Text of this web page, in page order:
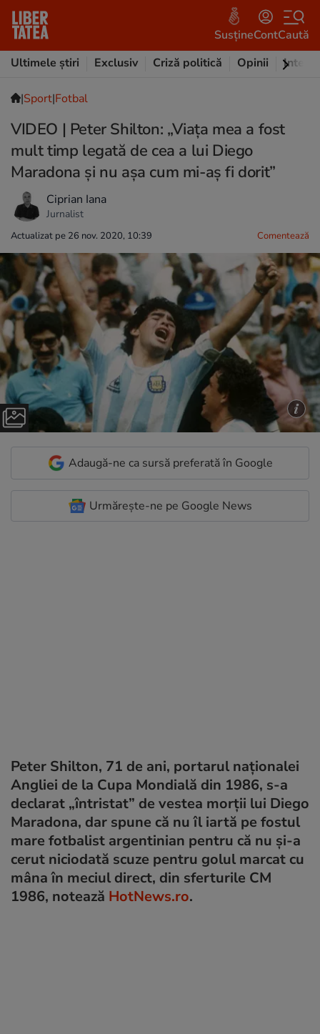
SusțineContCaută
Ultimele știri
Exclusiv Criză politică Opinii
|Sport|Fotbal
VIDEO | Peter Shilton: „Viaţa mea a fost
mult timp legată de cea a lui Diego
Maradona şi nu aşa cum mi-aş fi dorit”
Ciprian Iana
Jurnalist
Actualizat pe 26 nov. 2020, 10:39 Comentează
Adaugă-ne ca sursă preferată în Google
Urmărește-ne pe Google News
Peter Shilton, 71 de ani, portarul naţionalei
Angliei de la Cupa Mondială din 1986, s-a
declarat „întristat” de vestea morții lui Diego
Maradona, dar spune că nu îl iartă pe fostul
mare fotbalist argentinian pentru că nu și-a
cerut niciodată scuze pentru golul marcat cu
mâna în meciul direct, din sferturile CM
1986, notează HotNews.ro.